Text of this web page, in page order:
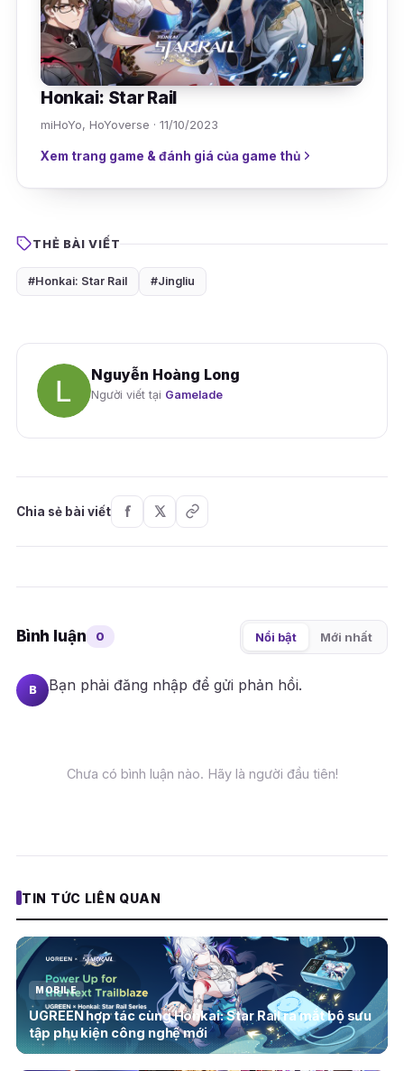
Honkai: Star Rail
miHoYo, HoYoverse · 11/10/2023
Xem trang game & đánh giá của game thủ
THẺ BÀI VIẾT
#Honkai: Star Rail #Jingliu
Nguyễn Hoàng Long
Người viết tại Gamelade
Chia sẻ bài viết
Bình luận 0 Nổi bật Mới nhất
B Bạn phải đăng nhập để gửi phản hồi.
Chưa có bình luận nào. Hãy là người đầu tiên!
TIN TỨC LIÊN QUAN
MOBILE
UGREEN hợp tác cùng Honkai: Star Rail ra mắt bộ sưu
tập phụ kiện công nghệ mới